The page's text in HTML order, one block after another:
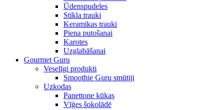
Ūdenspudeles
Stikla trauki
Keramikas trauki
Piena putošanai
Karotes
Uzglabāšanai
Gourmet Guru
Veselīgi produkti
Smoothie Guru smūtiji
Uzkodas
Panettone kūkas
Vīģes šokolādē